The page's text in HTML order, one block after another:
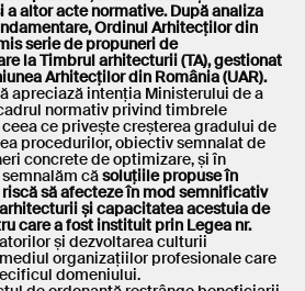
altor acte normative. După analiza
Ordinul Arhitecților din
serie de propuneri de
la Timbrul arhitecturii (TA), gestionat
Arhitecților din România (UAR).
apreciază intenția Ministerului de a
normativ privind timbrele
ce privește creșterea gradului de
procedurilor, obiectiv semnalat de
concrete de optimizare, și în
semnalăm căsoluțiile propuse în
să afecteze în mod semnificativ
și capacitatea acestuia de
care a fost instituit prin Legea nr.
și dezvoltarea culturii
organizațiilor profesionale care
domeniului.